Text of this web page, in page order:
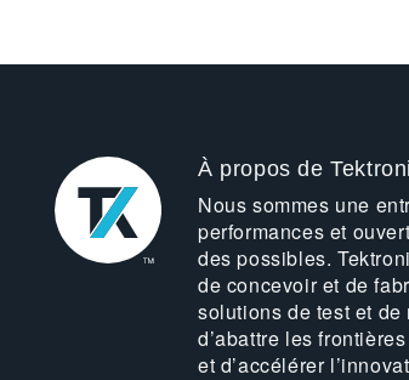
À propos de
Nous sommes une
performances et
des possibles.
de concevoir et de
solutions de test et de
d’abattre les
et d’accélérer